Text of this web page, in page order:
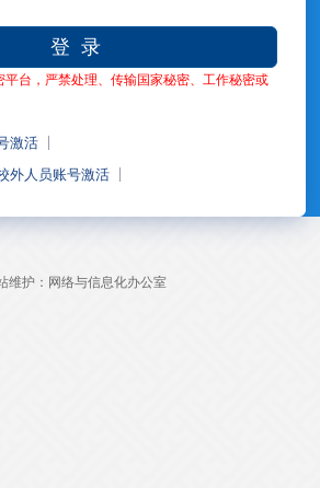
登 录
平台，严禁处理、传输国家秘密、工作秘密或
激活
外人员账号激活
维护：网络与信息化办公室